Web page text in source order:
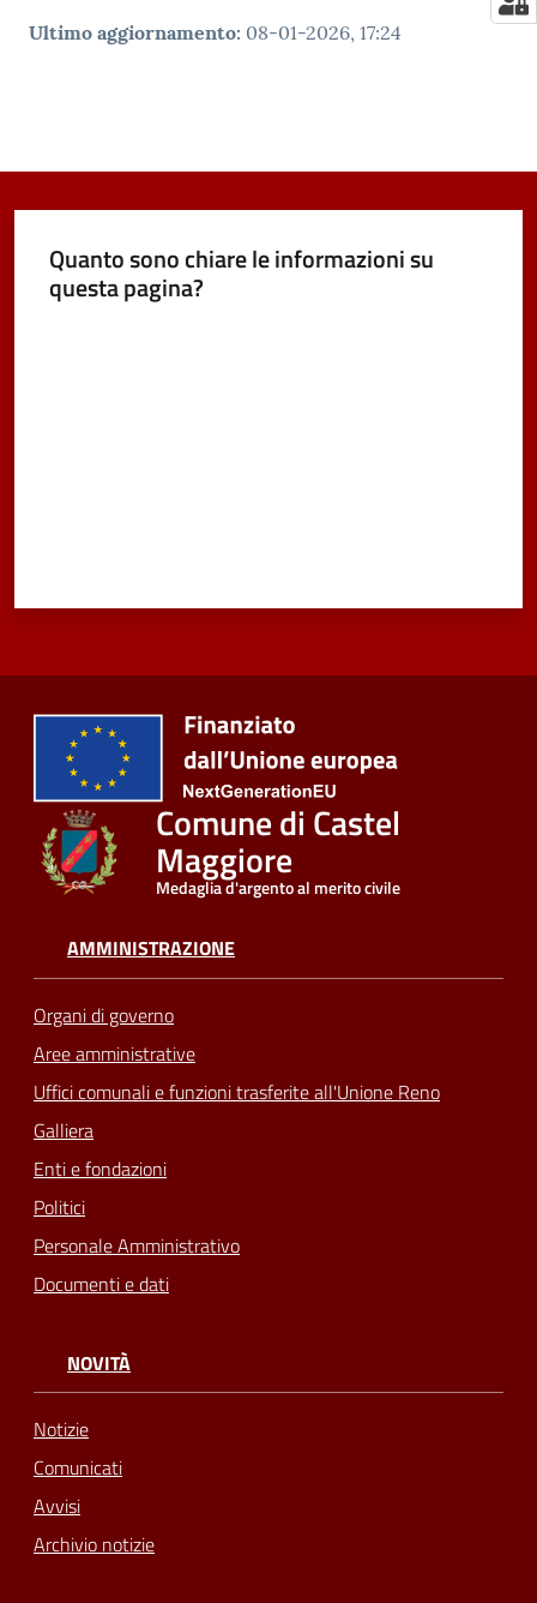
Ultimo aggiornamento: 08-01-2026, 17:24
Quanto sono chiare le informazioni su
questa pagina?
Comune di Castel
Maggiore
Medaglia d'argento al merito civile
AMMINISTRAZIONE
Organi di governo
Aree amministrative
Uffici comunali e funzioni trasferite all'Unione Reno
Galliera
Enti e fondazioni
Politici
Personale Amministrativo
Documenti e dati
NOVITÀ
Notizie
Comunicati
Avvisi
Archivio notizie